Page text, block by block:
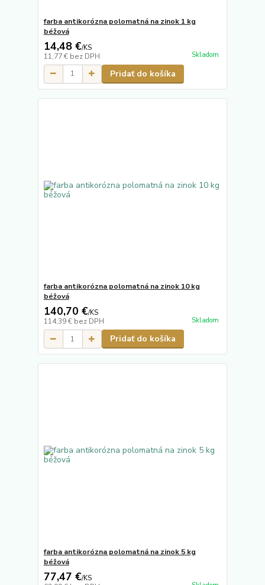
farba antikorózna polomatná na zinok 1 kg
béžová
14,48 €/KS
11,77 € bez DPH Skladom
Pridať do košíka
farba antikorózna polomatná na zinok 10 kg
béžová
140,70 €/KS
114,39 € bez DPH Skladom
Pridať do košíka
farba antikorózna polomatná na zinok 5 kg
béžová
77,47 €/KS